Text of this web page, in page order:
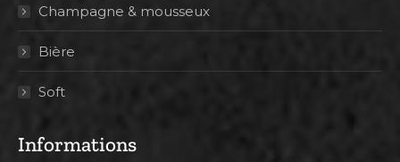
Champagne & mousseux
Bière
Soft
Informations